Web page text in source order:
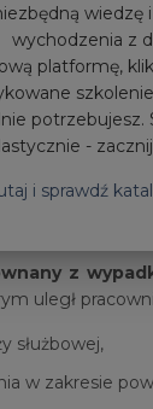
w celu
z
uległ
służbowej,
w zakresie
wiedzę
wychodzenia z
platformę,
potrzebujesz.
-
i sprawdź